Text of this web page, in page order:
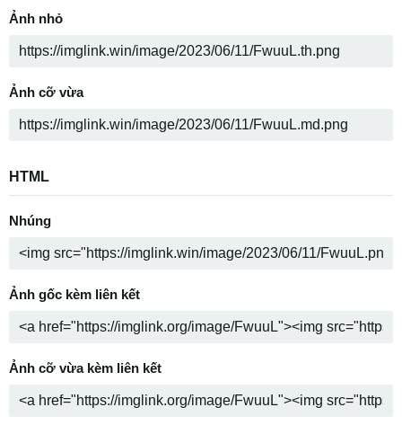
Ảnh nhỏ
Ảnh cỡ vừa
HTML
Nhúng
Ảnh gốc kèm liên kết
Ảnh cỡ vừa kèm liên kết